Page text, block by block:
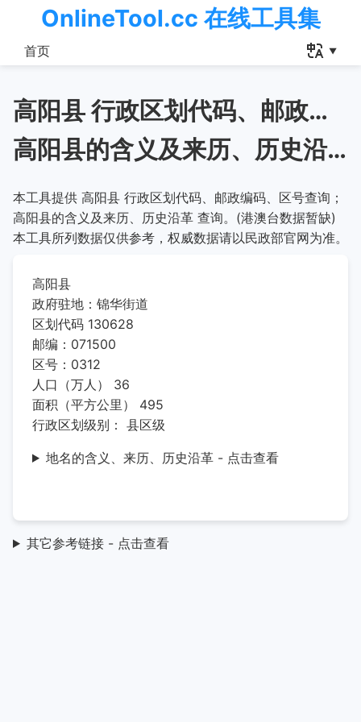
OnlineTool.cc 在线工具集
首页
高阳县 行政区划代码、邮政编码、区号查询
高阳县的含义及来历、历史沿革
本工具提供 高阳县 行政区划代码、邮政编码、区号查询；
高阳县的含义及来历、历史沿革 查询。(港澳台数据暂缺)
本工具所列数据仅供参考，权威数据请以民政部官网为准。
高阳县
政府驻地：锦华街道
区划代码 130628
邮编：071500
区号：0312
人口（万人） 36
面积（平方公里） 495
行政区划级别： 县区级
地名的含义、来历、历史沿革 - 点击查看
其它参考链接 - 点击查看